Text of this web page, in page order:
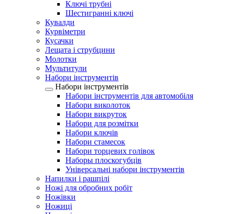
Ключі трубні
Шестигранні ключі
Кувалди
Курвіметри
Кусачки
Лещата і струбцини
Молотки
Мультитули
Набори інструментів
Набори інструментів
Набори інструментів для автомобіля
Набори виколоток
Набори викруток
Набори для розмітки
Набори ключів
Набори стамесок
Набори торцевих голівок
Наборы плоскогубців
Універсальні набори інструментів
Напилки і рашпілі
Ножі для обробних робіт
Ножівки
Ножиці